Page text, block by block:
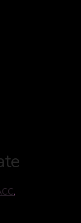
,